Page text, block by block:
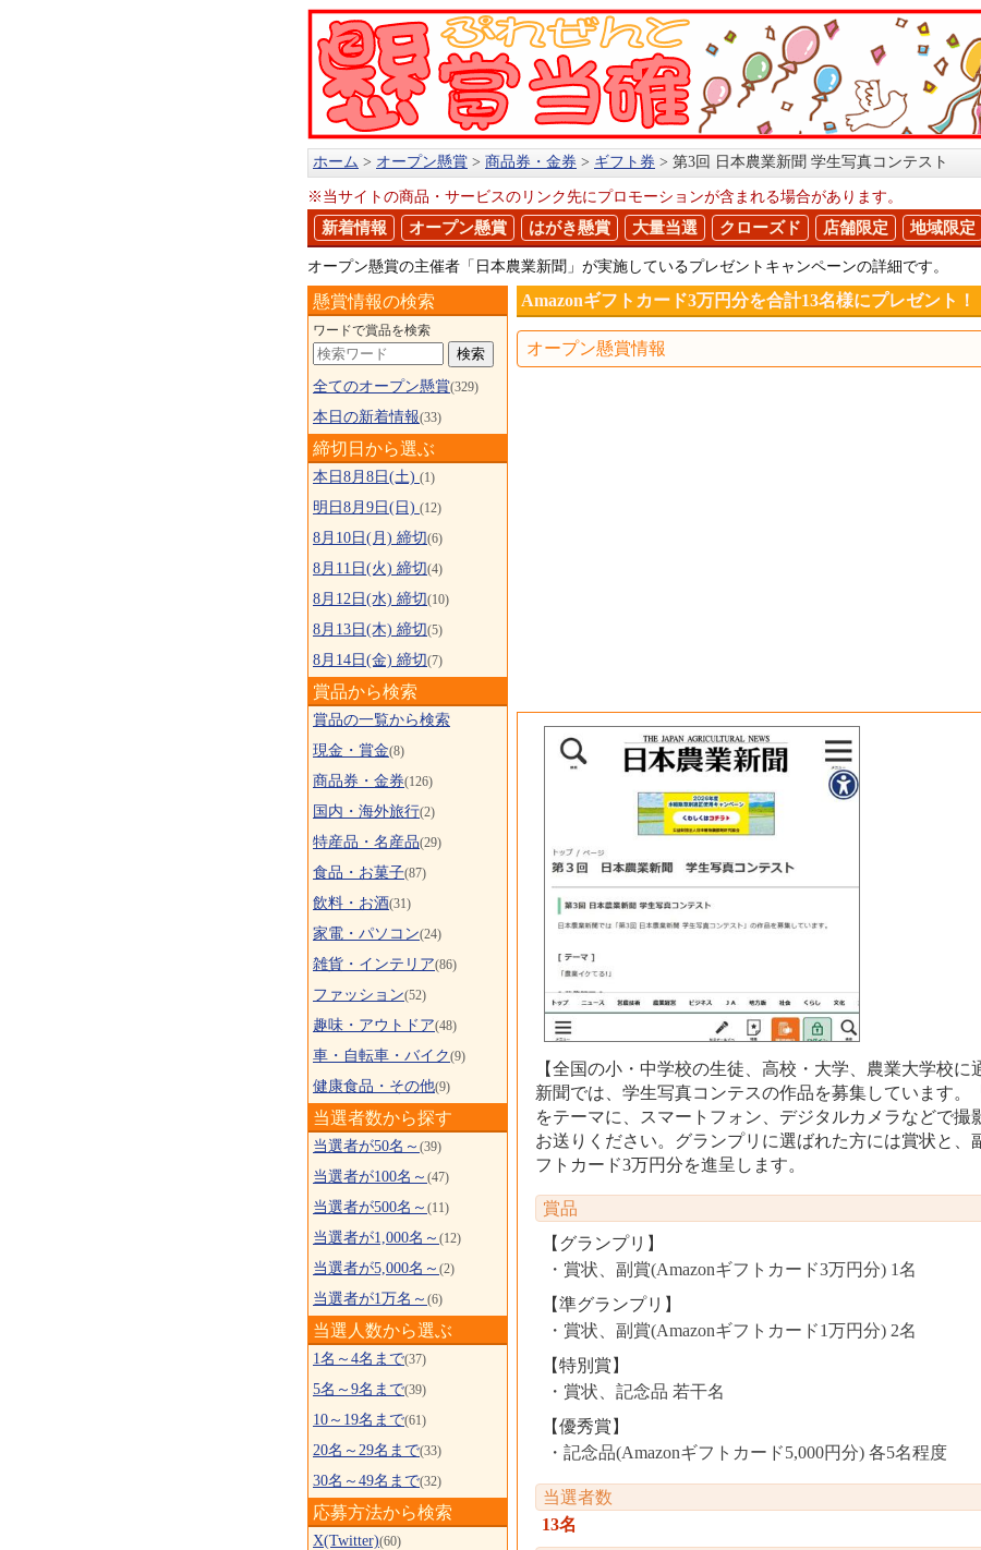
ホーム オープン懸賞 商品券・金券 ギフト券 第3回 日本農業新聞 学生写真コンテスト
※当サイトの商品・サービスのリンク先にプロモーションが含まれる場合があります。
新着情報 オープン懸賞 はがき懸賞 大量当選 クローズド 店舗限定 地域限定
オープン懸賞の主催者「日本農業新聞」が実施しているプレゼントキャンペーンの詳細です。
Amazonギフトカード3万円分を合計13名様にプレゼント！
オープン懸賞情報
【全国の小・中学校の生徒、高校・大学、農業大学校に
新聞では、学生写真コンテスの作品を募集しています。
をテーマに、スマートフォン、デジタルカメラなどで撮
お送りください。グランプリに選ばれた方には賞状と、
フトカード3万円分を進呈します。
賞品
【グランプリ】
賞状、副賞(Amazonギフトカード3万円分) 1名
【準グランプリ】
賞状、副賞(Amazonギフトカード1万円分) 2名
【特別賞】
賞状、記念品 若干名
【優秀賞】
記念品(Amazonギフトカード5,000円分) 各5名程度
当選者数
13名
懸賞情報の検索
ワードで賞品を検索
全てのオープン懸賞(329)
本日の新着情報(33)
締切日から選ぶ
本日8月8日(土) (1)
明日8月9日(日) (12)
8月10日(月) 締切(6)
8月11日(火) 締切(4)
8月12日(水) 締切(10)
8月13日(木) 締切(5)
8月14日(金) 締切(7)
賞品から検索
賞品の一覧から検索
現金・賞金(8)
商品券・金券(126)
国内・海外旅行(2)
特産品・名産品(29)
食品・お菓子(87)
飲料・お酒(31)
家電・パソコン(24)
雑貨・インテリア(86)
ファッション(52)
趣味・アウトドア(48)
車・自転車・バイク(9)
健康食品・その他(9)
当選者数から探す
当選者が50名～ (39)
当選者が100名～ (47)
当選者が500名～ (11)
当選者が1,000名～ (12)
当選者が5,000名～ (2)
当選者が1万名～ (6)
当選人数から選ぶ
1名～4名まで(37)
5名～9名まで(39)
10～19名まで(61)
20名～29名まで(33)
30名～49名まで(32)
応募方法から検索
X(Twitter)(60)